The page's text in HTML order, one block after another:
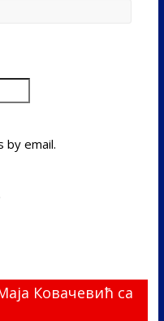
by email.
Ковачевић са